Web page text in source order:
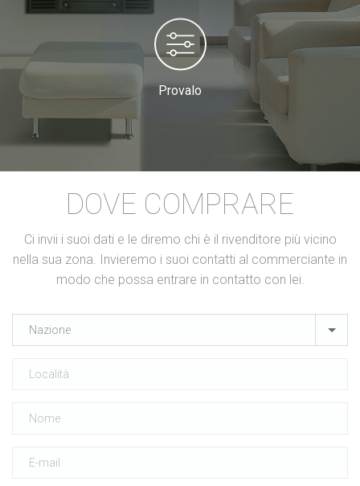
Provalo
DOVE COMPRARE
Ci invii i suoi dati e le diremo chi è il rivenditore più vicino
nella sua zona. Invieremo i suoi contatti al commerciante in
modo che possa entrare in contatto con lei.
Nazione